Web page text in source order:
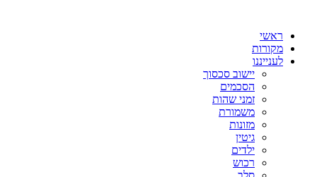
ראשי
מקורות
לענייננו
יישוב סכסוך
הסכמים
זמני שהות
משמורת
מזונות
גיטין
ילדים
רכוש